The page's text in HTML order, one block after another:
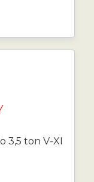
3,5 ton V-XI